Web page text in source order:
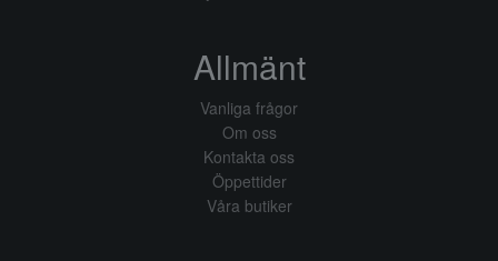
Allmänt
Vanliga frågor
Om oss
Kontakta oss
Öppettider
Våra butiker